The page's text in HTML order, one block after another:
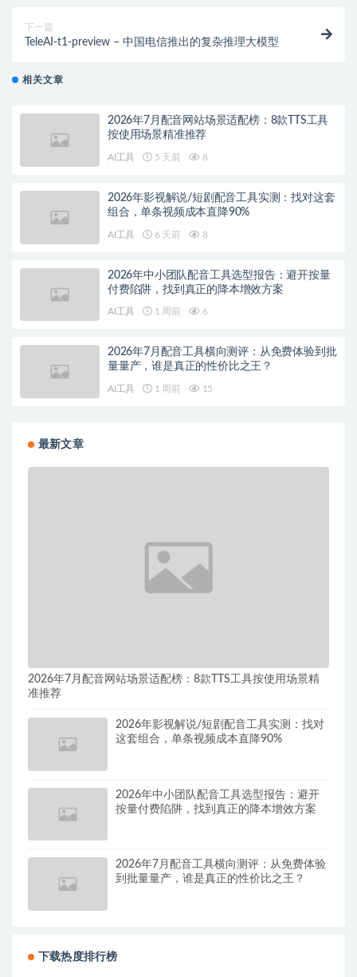
下一篇
TeleAI-t1-preview – 中国电信推出的复杂推理大模型
相关文章
2026年7月配音网站场景适配榜：8款TTS工具
按使用场景精准推荐
AI工具 5 天前 8
2026年影视解说/短剧配音工具实测：找对这套
组合，单条视频成本直降90%
AI工具 6 天前 8
2026年中小团队配音工具选型报告：避开按量
付费陷阱，找到真正的降本增效方案
AI工具 1 周前 6
2026年7月配音工具横向测评：从免费体验到批
量量产，谁是真正的性价比之王？
AI工具 1 周前 15
最新文章
2026年7月配音网站场景适配榜：8款TTS工具按使用场景精
准推荐
2026年影视解说/短剧配音工具实测：找对
这套组合，单条视频成本直降90%
2026年中小团队配音工具选型报告：避开
按量付费陷阱，找到真正的降本增效方案
2026年7月配音工具横向测评：从免费体验
到批量量产，谁是真正的性价比之王？
下载热度排行榜